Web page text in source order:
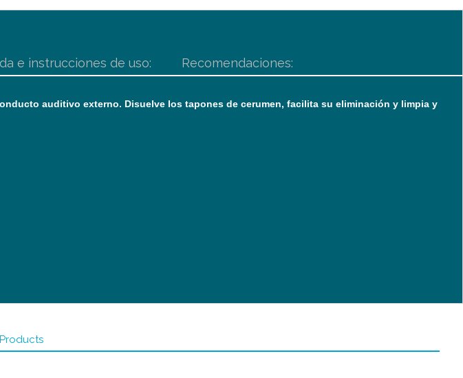
e instrucciones de uso: Recomendaciones:
auditivo externo. Disuelve los tapones de cerumen, facilita su eliminación y limpia y